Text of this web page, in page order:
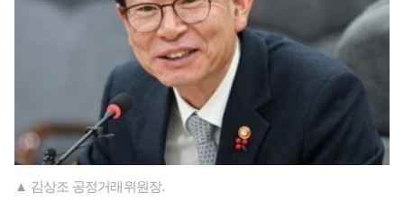
▲ 김상조 공정거래위원장.